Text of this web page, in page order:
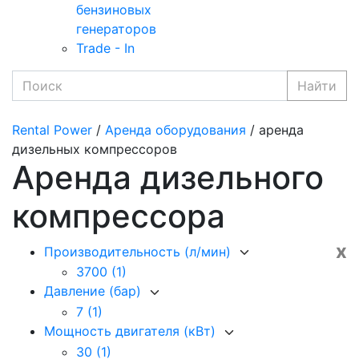
бензиновых
генераторов
Trade - In
Найти
Rental Power / Аренда оборудования / аренда
дизельных компрессоров
Аренда дизельного
компрессора
x
Производительность (л/мин)
3700 (1)
Давление (бар)
7 (1)
Мощность двигателя (кВт)
30 (1)